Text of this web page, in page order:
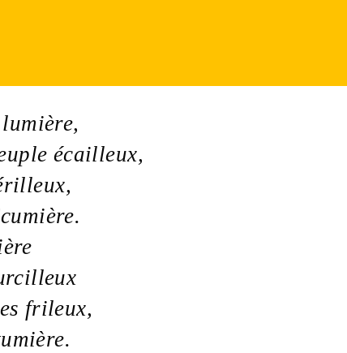
lumière,
écailleux,
,
.
frileux,